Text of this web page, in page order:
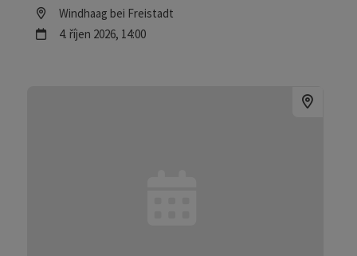
Lokace
Windhaag bei Freistadt
další termín
4. říjen 2026, 14:00